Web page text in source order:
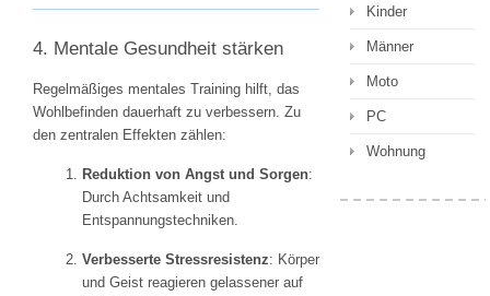
4. Mentale Gesundheit stärken
Regelmäßiges mentales Training hilft, das
Wohlbefinden dauerhaft zu verbessern. Zu
den zentralen Effekten zählen:
Reduktion von Angst und Sorgen:
Durch Achtsamkeit und
Entspannungstechniken.
Verbesserte Stressresistenz: Körper
und Geist reagieren gelassener auf
Kinder
Männer
Moto
PC
Wohnung